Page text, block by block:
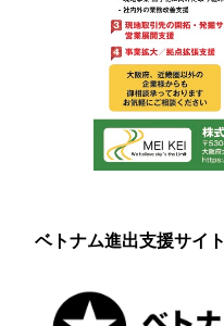
ベトナム進出支援サイト